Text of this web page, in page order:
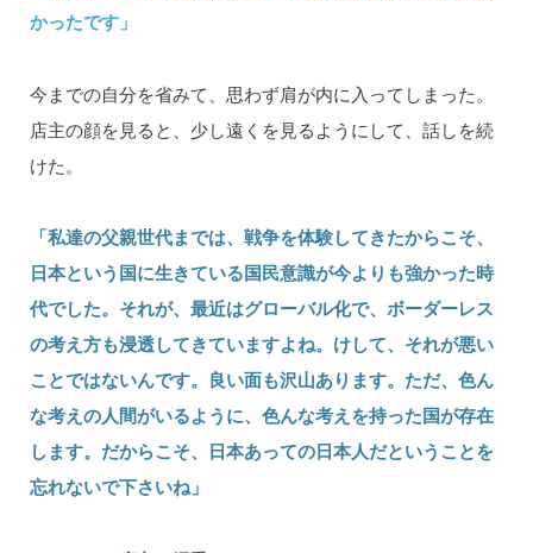
かったです」
今までの自分を省みて、思わず肩が内に入ってしまった。
店主の顔を見ると、少し遠くを見るようにして、話しを続
けた。
「私達の父親世代までは、戦争を体験してきたからこそ、
日本という国に生きている国民意識が今よりも強かった時
代でした。それが、最近はグローバル化で、ボーダーレス
の考え方も浸透してきていますよね。けして、それが悪い
ことではないんです。良い面も沢山あります。ただ、色ん
な考えの人間がいるように、色んな考えを持った国が存在
します。だからこそ、日本あっての日本人だということを
忘れないで下さいね」